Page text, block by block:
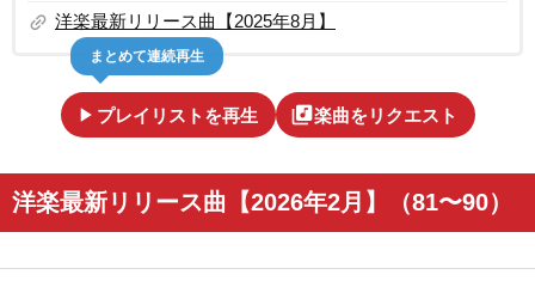
link 洋楽最新リリース曲【2025年8月】
play_arrow プレイリストを再生
まとめて連続再生
library_music楽曲をリクエスト
洋楽最新リリース曲【2026年2月】（81〜90）